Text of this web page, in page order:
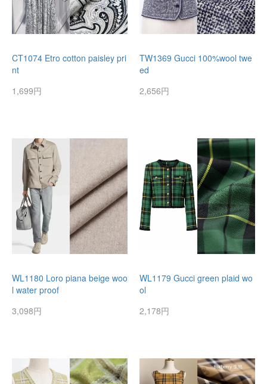
CT1074 Etro cotton paisley pri
nt
1,699円
TW1369 Gucci 100%wool twe
ed
2,656円
WL1180 Loro piana beige woo
l water proof
3,098円
WL1179 Gucci green plaid wo
ol
2,178円